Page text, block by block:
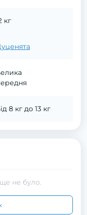
кг
8 кг до 13 кг
не було.